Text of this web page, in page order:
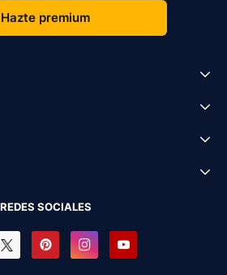
Hazte premium
REDES SOCIALES